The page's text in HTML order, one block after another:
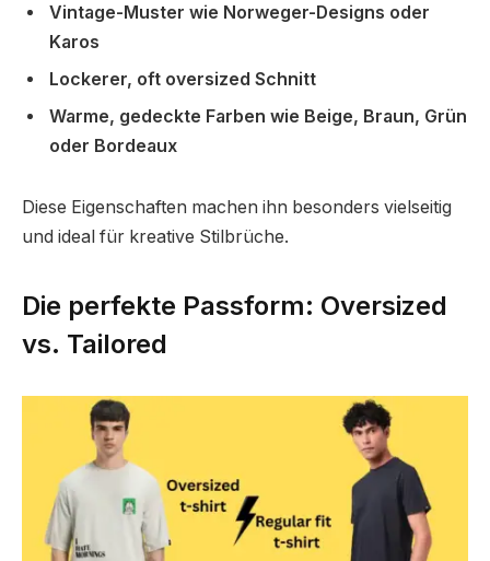
Vintage-Muster wie Norweger-Designs oder
Karos
Lockerer, oft oversized Schnitt
Warme, gedeckte Farben wie Beige, Braun, Grün
oder Bordeaux
Diese Eigenschaften machen ihn besonders vielseitig
und ideal für kreative Stilbrüche.
Die perfekte Passform: Oversized
vs. Tailored